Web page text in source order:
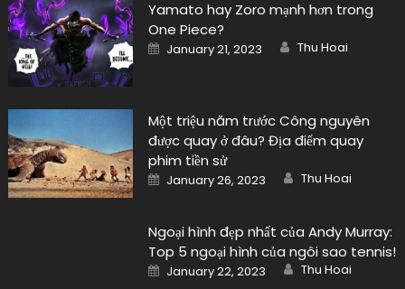
Yamato hay Zoro mạnh hơn trong
One Piece?
Posted
on
January 21, 2023 Author
Thu Hoai
Một triệu năm trước Công nguyên
được quay ở đâu? Địa điểm quay
phim tiền sử
Posted
on
January 26, 2023 Author
Thu Hoai
Ngoại hình đẹp nhất của Andy Murray:
Top 5 ngoại hình của ngôi sao tennis!
Posted
on
January 22, 2023 Author
Thu Hoai